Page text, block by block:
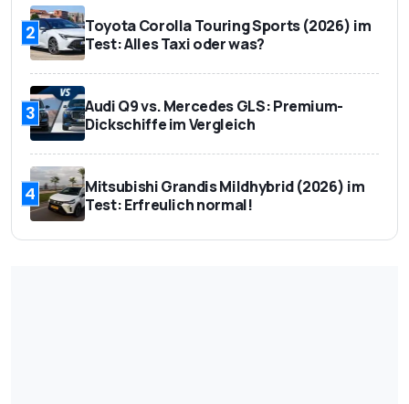
2
Toyota Corolla Touring Sports (2026) im
Test: Alles Taxi oder was?
3
Audi Q9 vs. Mercedes GLS: Premium-
Dickschiffe im Vergleich
4
Mitsubishi Grandis Mildhybrid (2026) im
Test: Erfreulich normal!